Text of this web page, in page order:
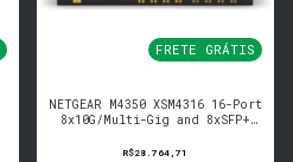
FRETE GRÁTIS
NETGEAR M4350 XSM4316 16-Port
8x10G/Multi-Gig and 8xSFP+
R$28.764,71